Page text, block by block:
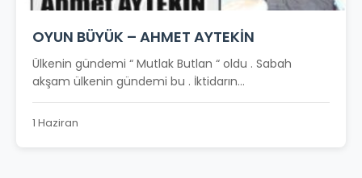
OYUN BÜYÜK – AHMET AYTEKİN
Ülkenin gündemi “ Mutlak Butlan “ oldu . Sabah
akşam ülkenin gündemi bu . İktidarın...
1 Haziran